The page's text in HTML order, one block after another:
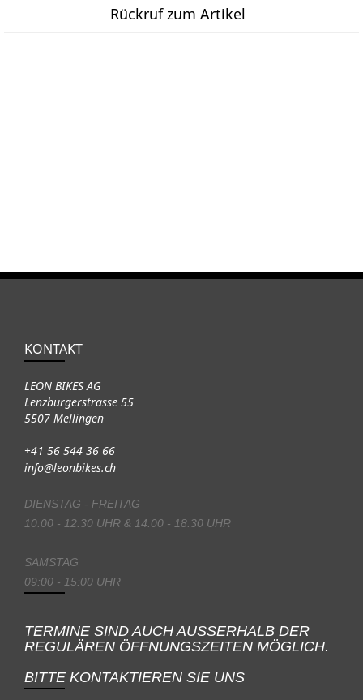
Rückruf zum Artikel
KONTAKT
LEON BIKES AG
Lenzburgerstrasse 55
5507 Mellingen
+41 56 544 36 66
info@leonbikes.ch
DIENSTAG - FREITAG
10:00 - 12:30 UHR & 14:00 - 18:30 UHR
SAMSTAG
09:00 - 15:00 UHR
TERMINE SIND AUCH AUSSERHALB DER
REGULÄREN ÖFFNUNGSZEITEN MÖGLICH.
BITTE KONTAKTIEREN SIE UNS